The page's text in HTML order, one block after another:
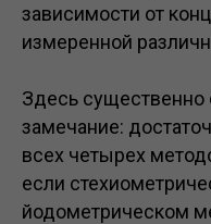
зависимости от
измеренной
Здесь
замечание:
всех четырех
если
йодометрическом